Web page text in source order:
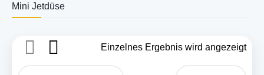
Mini Jetdüse
Einzelnes Ergebnis wird angezeigt